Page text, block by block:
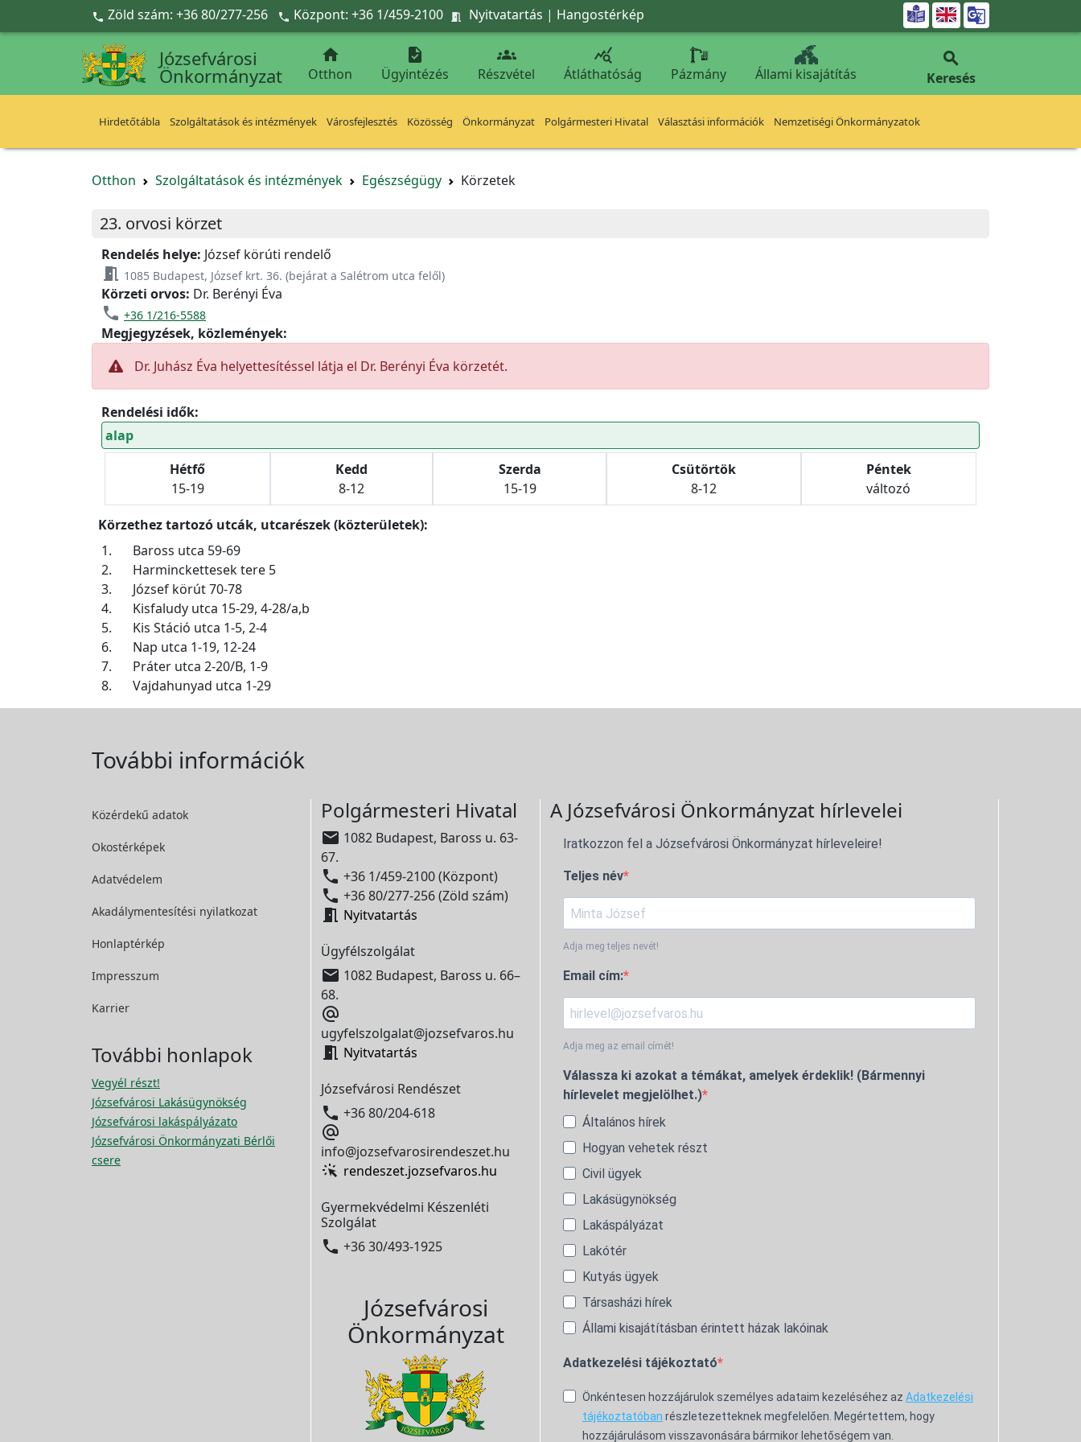
Ugrás a fő tartalomra
 Zöld szám: +36 80/277-256  Központ: +36 1/459-2100  Nyitvatartás | Hangostérkép 
Józsefvárosi
Önkormányzat

Otthon

Ügyintézés

Részvétel

Átláthatóság Pázmány Állami kisajátítás

Keresés
Hirdetőtábla Szolgáltatások és intézmények Városfejlesztés Közösség Önkormányzat Polgármesteri Hivatal Választási információk Nemzetiségi Önkormányzatok
Otthon Szolgáltatások és intézmények Egészségügy Körzetek
23. orvosi körzet
Rendelés helye: József körúti rendelő
meeting_room 1085 Budapest, József krt. 36. (bejárat a Salétrom utca felől)
Körzeti orvos: Dr. Berényi Éva
phone +36 1/216-5588
Megjegyzések, közlemények:
Dr. Juhász Éva helyettesítéssel látja el Dr. Berényi Éva körzetét.
Rendelési idők:
alap
Hétfő
15-19
Kedd
8-12
Szerda
15-19
Csütörtök
8-12
Péntek
változó
Körzethez tartozó utcák, utcarészek (közterületek):
1.
Baross utca 59-69
2.
Harminckettesek tere 5
3.
József körút 70-78
4.
Kisfaludy utca 15-29, 4-28/a,b
5.
Kis Stáció utca 1-5, 2-4
6.
Nap utca 1-19, 12-24
7.
Práter utca 2-20/B, 1-9
8.
Vajdahunyad utca 1-29
További információk
Közérdekű adatok
Okostérképek
Adatvédelem
Akadálymentesítési nyilatkozat
Honlaptérkép
Impresszum
Karrier
További honlapok
Vegyél részt!
Józsefvárosi Lakásügynökség
Józsefvárosi lakáspályázato
Józsefvárosi Önkormányzati Bérlői
csere
Polgármesteri Hivatal
 1082 Budapest, Baross u. 63-
67.
 +36 1/459-2100 (Központ)
 +36 80/277-256 (Zöld szám)
 Nyitvatartás
Ügyfélszolgálat
 1082 Budapest, Baross u. 66–
68.

ugyfelszolgalat@jozsefvaros.hu
 Nyitvatartás
Józsefvárosi Rendészet
 +36 80/204-618

info@jozsefvarosirendeszet.hu
rendeszet.jozsefvaros.hu
Gyermekvédelmi Készenléti
Szolgálat
 +36 30/493-1925
Józsefvárosi
Önkormányzat
A Józsefvárosi Önkormányzat hírlevelei
Iratkozzon fel a Józsefvárosi Önkormányzat hírleveleire!
Teljes név
Adja meg teljes nevét!
Email cím:
Adja meg az email címét!
Válassza ki azokat a témákat, amelyek érdeklik! (Bármennyi
hírlevelet megjelölhet.)
Általános hírek
Hogyan vehetek részt
Civil ügyek
Lakásügynökség
Lakáspályázat
Lakótér
Kutyás ügyek
Társasházi hírek
Állami kisajátításban érintett házak lakóinak
Adatkezelési tájékoztató
Önkéntesen hozzájárulok személyes adataim kezeléséhez az Adatkezelési
tájékoztatóban részletezetteknek megfelelően. Megértettem, hogy
hozzájárulásom visszavonására bármikor lehetőségem van.